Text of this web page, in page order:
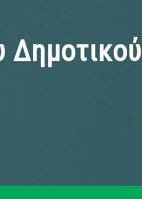
Δημοτικού